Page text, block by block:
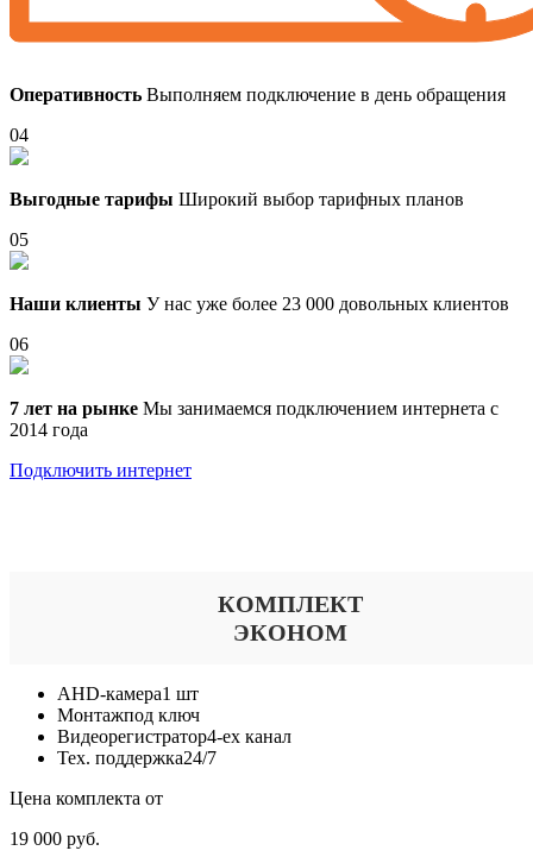
Оперативность Выполняем подключение в день обращения
04
Выгодные тарифы Широкий выбор тарифных планов
05
Наши клиенты У нас уже более 23 000 довольных клиентов
06
7 лет на рынке Мы занимаемся подключением интернета с
2014 года
Подключить интернет
КОМПЛЕКТ
ЭКОНОМ
AHD-камера1 шт
Монтажпод ключ
Видеорегистратор4-ех канал
Тех. поддержка24/7
Цена комплекта от
19 000 руб.